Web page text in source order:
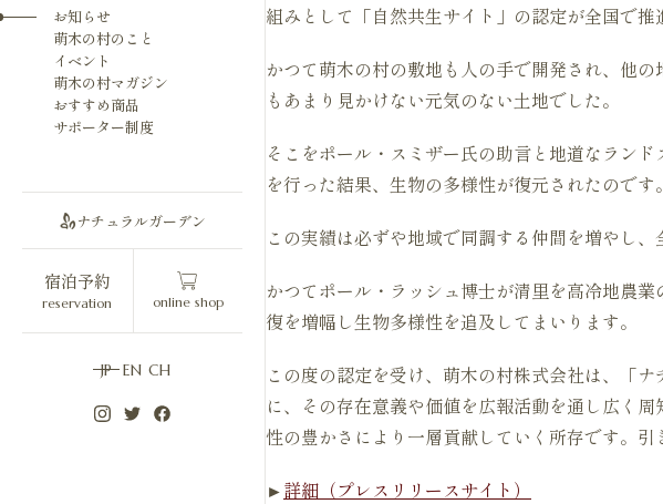
お知らせ
萌木の村のこと
イベント
萌木の村マガジン
おすすめ商品
サポーター制度
ナチュラルガーデン
宿泊予約
reservation online shop
JP EN CH
組みとして「自然共生サイト」の認定が全国で推
かつて萌木の村の敷地も人の手で開発され、他
もあまり見かけない元気のない土地でした。
そこをポール・スミザー氏の助言と地道なラン
を行った結果、生物の多様性が復元されたのです。
この実績は必ずや地域で同調する仲間を増やし、
かつてポール・ラッシュ博士が清里を高冷地農
復を増幅し生物多様性を追及してまいります。
この度の認定を受け、萌木の村株式会社は、「
に、その存在意義や価値を広報活動を通し広く
性の豊かさにより一層貢献していく所存です。
►詳細（プレスリリースサイト）